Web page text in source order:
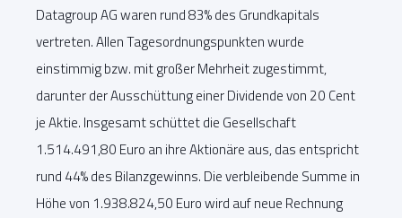
Datagroup AG waren rund 83% des Grundkapitals
vertreten. Allen Tagesordnungspunkten wurde
einstimmig bzw. mit großer Mehrheit zugestimmt,
darunter der Ausschüttung einer Dividende von 20 Cent
je Aktie. Insgesamt schüttet die Gesellschaft
1.514.491,80 Euro an ihre Aktionäre aus, das entspricht
rund 44% des Bilanzgewinns. Die verbleibende Summe in
Höhe von 1.938.824,50 Euro wird auf neue Rechnung